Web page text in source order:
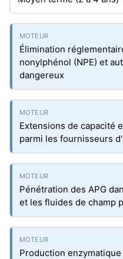
Élimination
nonylphénol (NPE) et
dangereux
Extensions de capacité
parmi les fournisseurs
Pénétration des APG
et les fluides de champ
Production